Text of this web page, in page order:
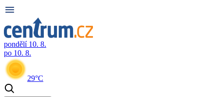
pondělí 10. 8.
po 10. 8.
29°C